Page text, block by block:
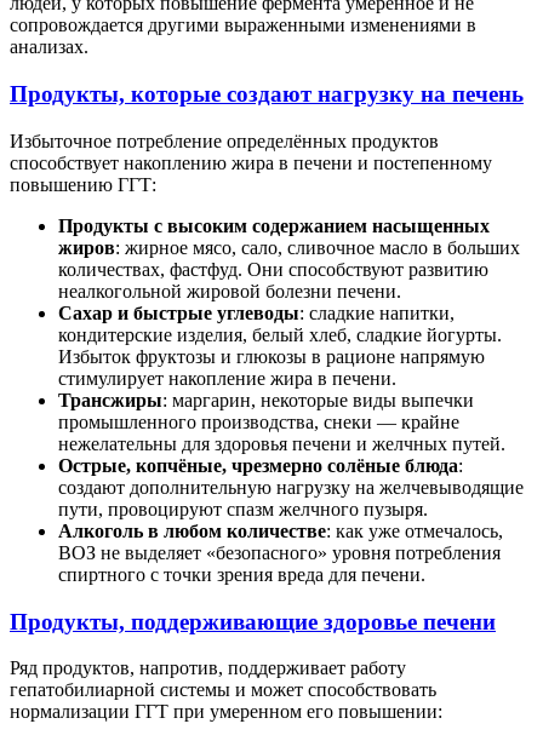
сопровождается другими выраженными изменениями в
анализах.
Продукты, которые создают нагрузку на печень
Избыточное потребление определённых продуктов
способствует накоплению жира в печени и постепенному
повышению ГГТ:
Продукты с высоким содержанием насыщенных
жиров: жирное мясо, сало, сливочное масло в больших
количествах, фастфуд. Они способствуют развитию
неалкогольной жировой болезни печени.
Сахар и быстрые углеводы: сладкие напитки,
кондитерские изделия, белый хлеб, сладкие йогурты.
Избыток фруктозы и глюкозы в рационе напрямую
стимулирует накопление жира в печени.
Трансжиры: маргарин, некоторые виды выпечки
промышленного производства, снеки — крайне
нежелательны для здоровья печени и желчных путей.
Острые, копчёные, чрезмерно солёные блюда:
создают дополнительную нагрузку на желчевыводящие
пути, провоцируют спазм желчного пузыря.
Алкоголь в любом количестве: как уже отмечалось,
ВОЗ не выделяет «безопасного» уровня потребления
спиртного с точки зрения вреда для печени.
Продукты, поддерживающие здоровье печени
Ряд продуктов, напротив, поддерживает работу
гепатобилиарной системы и может способствовать
нормализации ГГТ при умеренном его повышении: